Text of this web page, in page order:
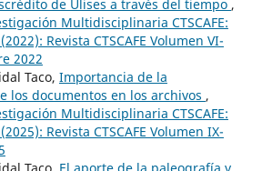
de Ulises a través del tiempo ,
Multidisciplinaria CTSCAFE:
Revista CTSCAFE Volumen VI-
2022
Taco, Importancia de la
los documentos en los archivos ,
Multidisciplinaria CTSCAFE:
Revista CTSCAFE Volumen IX-